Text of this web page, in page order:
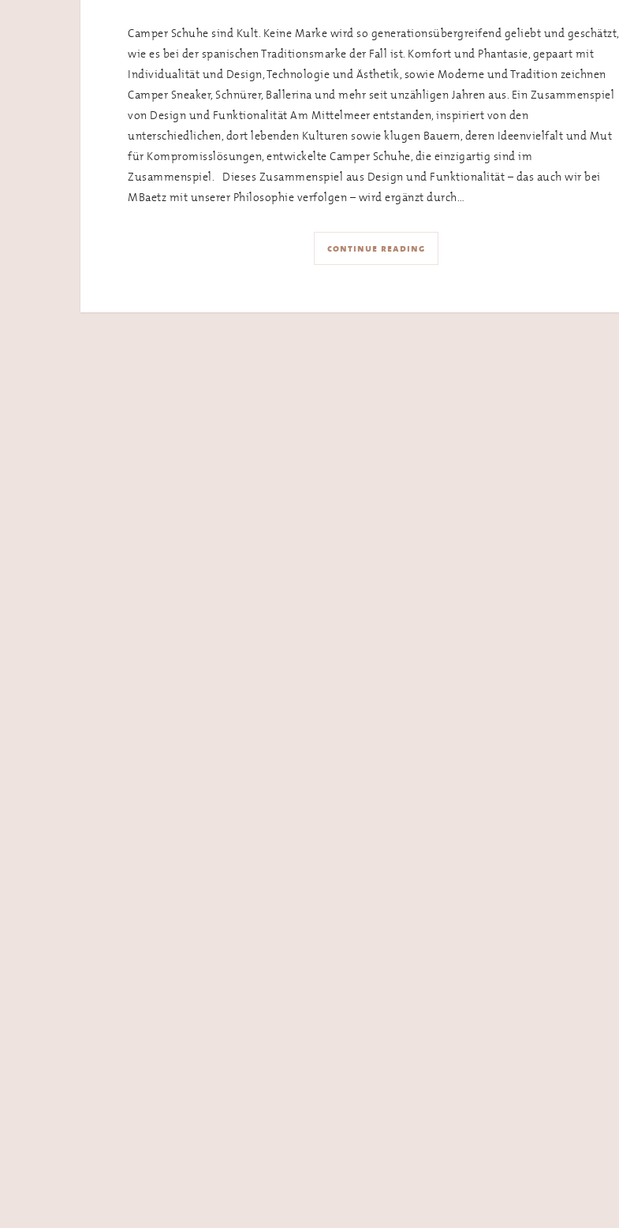
Camper Schuhe sind Kult. Keine Marke wird so generationsübergreifend geliebt und geschätzt,
wie es bei der spanischen Traditionsmarke der Fall ist. Komfort und Phantasie, gepaart mit
Individualität und Design, Technologie und Ästhetik, sowie Moderne und Tradition zeichnen
Camper Sneaker, Schnürer, Ballerina und mehr seit unzähligen Jahren aus. Ein Zusammenspiel
von Design und Funktionalität Am Mittelmeer entstanden, inspiriert von den
unterschiedlichen, dort lebenden Kulturen sowie klugen Bauern, deren Ideenvielfalt und Mut
für Kompromisslösungen, entwickelte Camper Schuhe, die einzigartig sind im
Zusammenspiel. Dieses Zusammenspiel aus Design und Funktionalität – das auch wir bei
MBaetz mit unserer Philosophie verfolgen – wird ergänzt durch…
continue reading